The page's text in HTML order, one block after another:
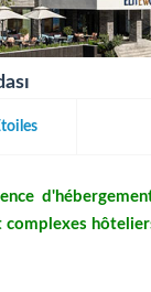
complexes